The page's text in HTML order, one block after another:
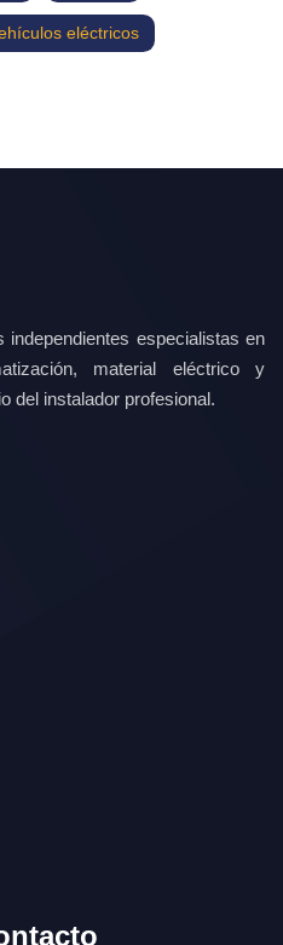
eléctricos
independientes especialistas en
material eléctrico y
del instalador profesional.